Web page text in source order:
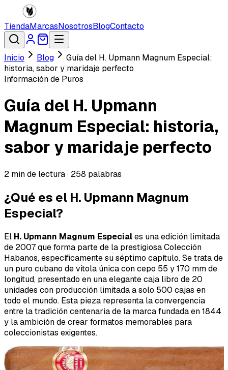
TiendaMarcasNosotrosBlogContacto
Inicio Blog
Guía del H. Upmann Magnum Especial:
historia, sabor y maridaje perfecto
Información de Puros
Guía del H. Upmann
Magnum Especial: historia,
sabor y maridaje perfecto
2 min de lectura · 258 palabras
¿Qué es el H. Upmann Magnum
Especial?
El H. Upmann Magnum Especiales una edición limitada
de 2007 que forma parte de la prestigiosa Colección
Habanos, específicamente su séptimo capítulo. Se trata de
un puro cubano de vitola única con cepo 55 y 170 mm de
longitud, presentado en una elegante caja libro de 20
unidades con producción limitada a solo 500 cajas en
todo el mundo. Esta pieza representa la convergencia
entre la tradición centenaria de la marca fundada en 1844
y la ambición de crear formatos memorables para
coleccionistas exigentes.